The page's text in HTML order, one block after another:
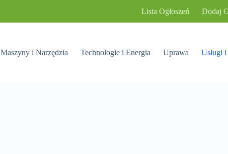
Lista Ogłoszeń Dodaj
Maszyny i Narzędzia Technologie i Energia Uprawa Usługi